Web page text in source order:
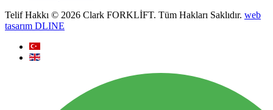
Telif Hakkı © 2026 Clark FORKLİFT. Tüm Hakları Saklıdır. web
tasarım DLINE